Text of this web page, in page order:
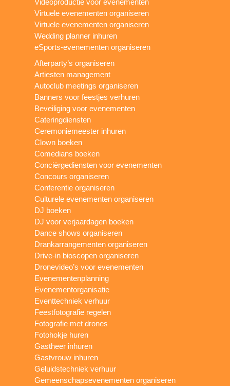
Videoproductie voor evenementen
Virtuele evenementen organiseren
Virtuele evenementen organiseren
Wedding planner inhuren
eSports-evenementen organiseren
Afterparty’s organiseren
Artiesten management
Autoclub meetings organiseren
Banners voor feestjes verhuren
Beveiliging voor evenementen
Cateringdiensten
Ceremoniemeester inhuren
Clown boeken
Comedians boeken
Conciërgediensten voor evenementen
Concours organiseren
Conferentie organiseren
Culturele evenementen organiseren
DJ boeken
DJ voor verjaardagen boeken
Dance shows organiseren
Drankarrangementen organiseren
Drive-in bioscopen organiseren
Dronevideo’s voor evenementen
Evenementenplanning
Evenementorganisatie
Eventtechniek verhuur
Feestfotografie regelen
Fotografie met drones
Fotohokje huren
Gastheer inhuren
Gastvrouw inhuren
Geluidstechniek verhuur
Gemeenschapsevenementen organiseren